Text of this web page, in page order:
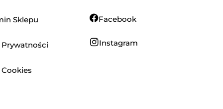
Sklepu Facebook
Instagram